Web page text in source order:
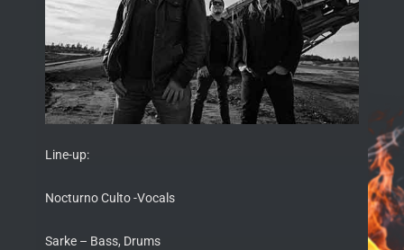
Line-up:
Nocturno Culto -Vocals
Sarke – Bass, Drums